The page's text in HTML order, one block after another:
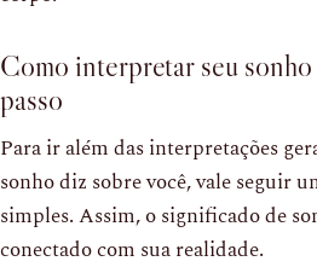
Como interpretar seu
passo
Para ir além das interpretações
sonho diz sobre você, vale seguir
simples. Assim, o significado de
conectado com sua realidade.